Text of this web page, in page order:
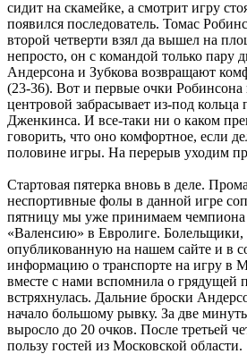
сидит на скамейке, а смотрит игру
появился последователь. Томас
второй четверти взял да вышел на
непросто, он с командой только пару
Андерсона и Зубкова возвращают
(23-36). Вот и первые очки
центровой забрасывает из-под кольца
Дженкинса. И все-таки ни о каком
говорить, что оно комфортное, если
половине игры. На перерыв уходим
Стартовая пятерка вновь в деле.
неспортивные фолы в данной игре
пятницу мы уже принимаем
«Валенсию» в Евролиге. Болельщики,
опубликованную на нашем сайте и в
информацию о транспорте на игру в
вместе с нами вспомнила о грядущей
встряхнулась. Дальние броски
начало большому рывку. За две
выросло до 20 очков. После третьей
пользу гостей из Московской области.